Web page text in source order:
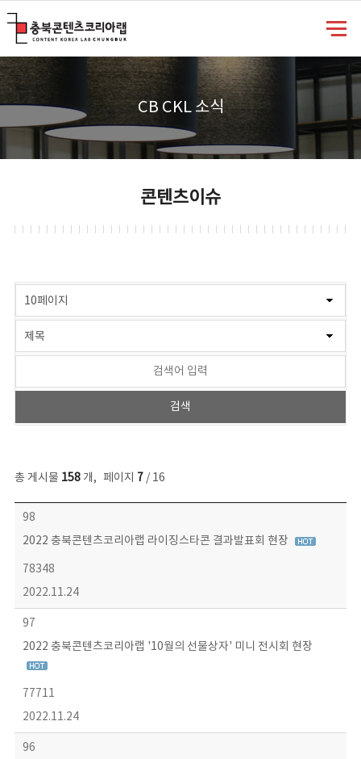
CB CKL 소식
콘텐츠이슈
총 게시물 158개, 페이지 7 / 16
콘텐츠이슈 목록 - 번호, 제목, 작성자, 파일, 조회수, 작성일 정보 제공
98
2022 충북콘텐츠코리아랩 라이징스타콘 결과발표회 현장
78348
2022.11.24
97
2022 충북콘텐츠코리아랩 '10월의 선물상자' 미니 전시회 현장
77711
2022.11.24
96